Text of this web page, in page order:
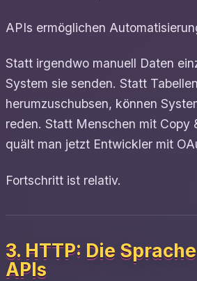
APIs ermöglichen
Statt irgendwo manuell Daten
System sie senden. Statt
herumzuschubsen, können
reden. Statt Menschen mit Copy
quält man jetzt Entwickler mit
Fortschritt ist relativ.
3. HTTP: Die
APIs